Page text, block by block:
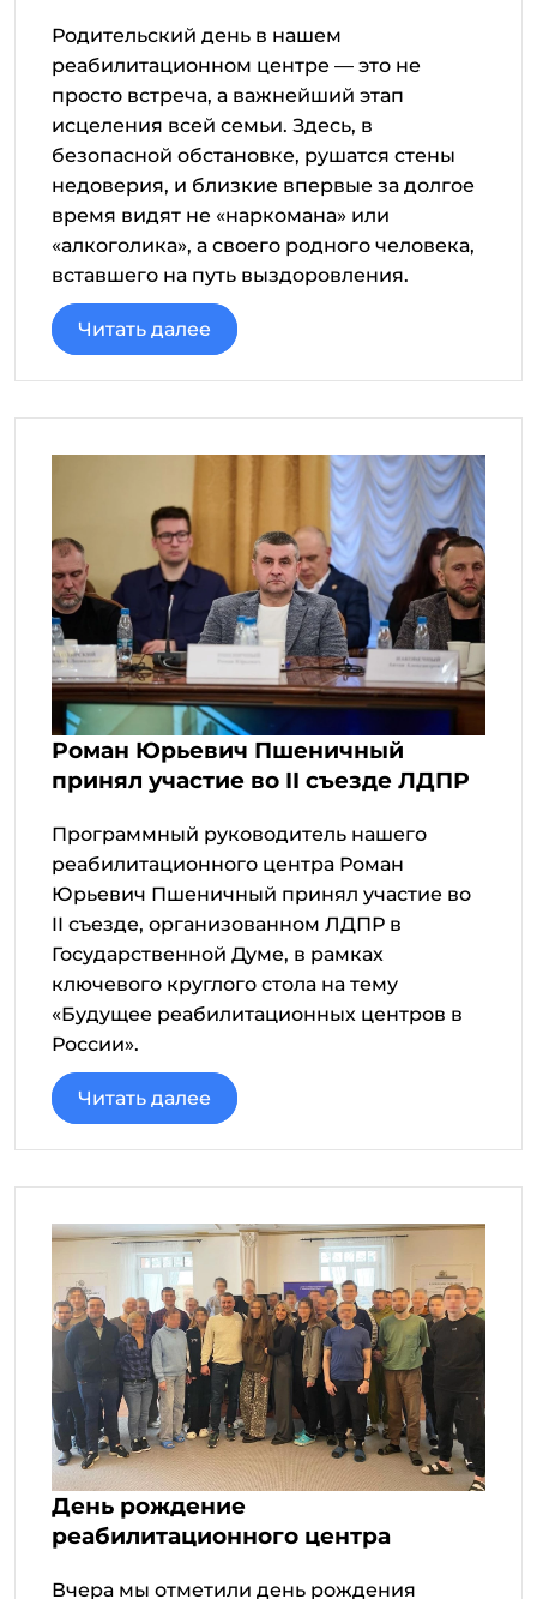
Родительский день в нашем
реабилитационном центре — это не
просто встреча, а важнейший этап
исцеления всей семьи. Здесь, в
безопасной обстановке, рушатся стены
недоверия, и близкие впервые за долгое
время видят не «наркомана» или
«алкоголика», а своего родного человека,
вставшего на путь выздоровления.
Читать далее
Роман Юрьевич Пшеничный
принял участие во II съезде ЛДПР
Программный руководитель нашего
реабилитационного центра Роман
Юрьевич Пшеничный принял участие во
II съезде, организованном ЛДПР в
Государственной Думе, в рамках
ключевого круглого стола на тему
«Будущее реабилитационных центров в
России».
Читать далее
День рождение
реабилитационного центра
Вчера мы отметили день рождения